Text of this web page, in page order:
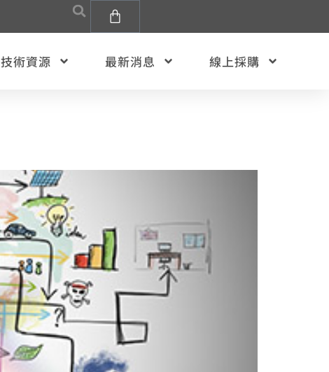
技術資源 最新消息 線上採購